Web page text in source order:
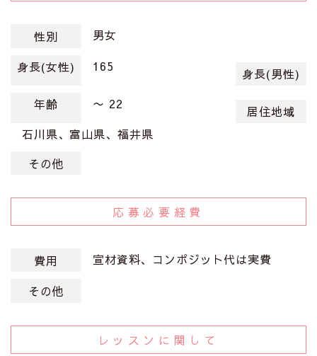
性別 男女
身長(女性) 165
身長(男性)
年齢
〜 22
居住地域
石川県、富山県、福井県
その他
応募必要経費
費用 宣材資料、コンポジット代は実費
その他
レッスンに関して